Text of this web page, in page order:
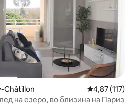
Châtillon Просечна
4,87 (117)
на езеро, во близина на Париз